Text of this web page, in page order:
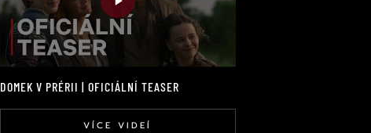
DOMEK V PRÉRII | OFICIÁLNÍ TEASER
VÍCE VIDEÍ